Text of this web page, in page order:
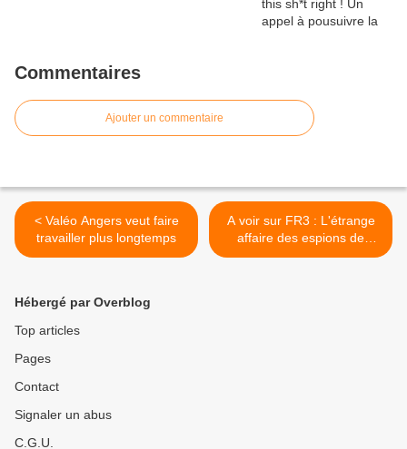
Commentaires
Ajouter un commentaire
< Valéo Angers veut faire
travailler plus longtemps
A voir sur FR3 : L'étrange
affaire des espions de
Renault >
Hébergé par Overblog
Top articles
Pages
Contact
Signaler un abus
C.G.U.